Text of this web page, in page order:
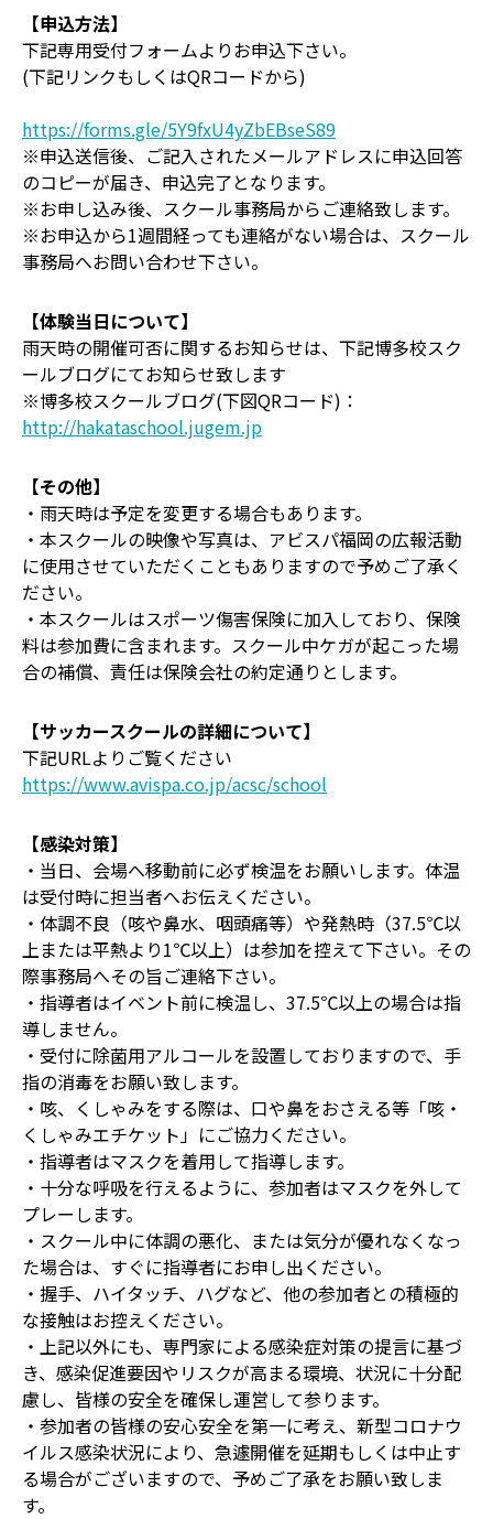
【申込方法】
下記専用受付フォームよりお申込下さい。
(下記リンクもしくはQRコードから)
https://forms.gle/5Y9fxU4yZbEBseS89
※申込送信後、ご記入されたメールアドレスに申込回答
のコピーが届き、申込完了となります。
※お申し込み後、スクール事務局からご連絡致します。
※お申込から1週間経っても連絡がない場合は、スクール
事務局へお問い合わせ下さい。
【体験当日について】
雨天時の開催可否に関するお知らせは、下記博多校スク
ールブログにてお知らせ致します
※博多校スクールブログ(下図QRコード)：
http://hakataschool.jugem.jp
【その他】
・雨天時は予定を変更する場合もあります。
・本スクールの映像や写真は、アビスパ福岡の広報活動
に使用させていただくこともありますので予めご了承く
ださい。
・本スクールはスポーツ傷害保険に加入しており、保険
料は参加費に含まれます。スクール中ケガが起こった場
合の補償、責任は保険会社の約定通りとします。
【サッカースクールの詳細について】
下記URLよりご覧ください
https://www.avispa.co.jp/acsc/school
【感染対策】
・当日、会場へ移動前に必ず検温をお願いします。体温
は受付時に担当者へお伝えください。
・体調不良（咳や鼻水、咽頭痛等）や発熱時（37.5℃以
上または平熱より1℃以上）は参加を控えて下さい。その
際事務局へその旨ご連絡下さい。
・指導者はイベント前に検温し、37.5℃以上の場合は指
導しません。
・受付に除菌用アルコールを設置しておりますので、手
指の消毒をお願い致します。
・咳、くしゃみをする際は、口や鼻をおさえる等「咳・
くしゃみエチケット」にご協力ください。
・指導者はマスクを着用して指導します。
・十分な呼吸を行えるように、参加者はマスクを外して
プレーします。
・スクール中に体調の悪化、または気分が優れなくなっ
た場合は、すぐに指導者にお申し出ください。
・握手、ハイタッチ、ハグなど、他の参加者との積極的
な接触はお控えください。
・上記以外にも、専門家による感染症対策の提言に基づ
き、感染促進要因やリスクが高まる環境、状況に十分配
慮し、皆様の安全を確保し運営して参ります。
・参加者の皆様の安心安全を第一に考え、新型コロナウ
イルス感染状況により、急遽開催を延期もしくは中止す
る場合がございますので、予めご了承をお願い致しま
す。